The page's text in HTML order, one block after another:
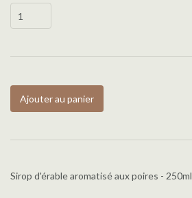
Ajouter au panier
Sirop d'érable aromatisé aux poires - 250ml